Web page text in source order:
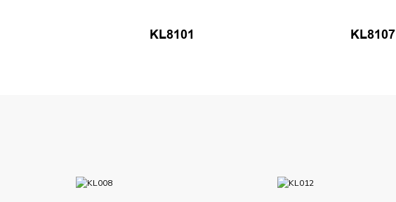
KL8101 KL8107